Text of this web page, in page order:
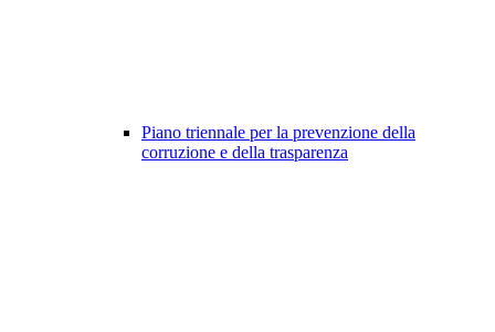
Piano triennale per la prevenzione della
corruzione e della trasparenza